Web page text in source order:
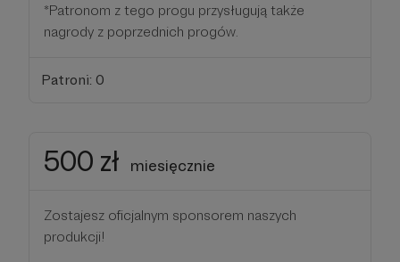
*Patronom z tego progu przysługują także
nagrody z poprzednich progów.
Patroni: 0
500 zł miesięcznie
Zostajesz oficjalnym sponsorem naszych
produkcji!